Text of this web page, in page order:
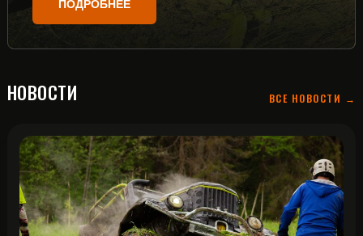
ПОДРОБНЕЕ
НОВОСТИ ВСЕ НОВОСТИ →